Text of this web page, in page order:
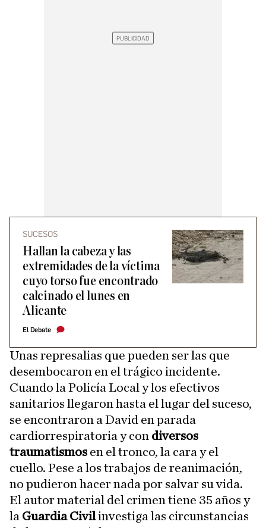
SUCESOS
Hallan la cabeza y las
extremidades de la víctima
cuyo torso fue encontrado
calcinado el lunes en
Alicante
El Debate
Unas represalias que pueden ser las que
desembocaron en el trágico incidente.
Cuando la Policía Local y los efectivos
sanitarios llegaron hasta el lugar del suceso,
se encontraron a David en parada
cardiorrespiratoria y con diversos
traumatismos en el tronco, la cara y el
cuello. Pese a los trabajos de reanimación,
no pudieron hacer nada por salvar su vida.
El autor material del crimen tiene 35 años y
la Guardia Civilinvestiga las circunstancias